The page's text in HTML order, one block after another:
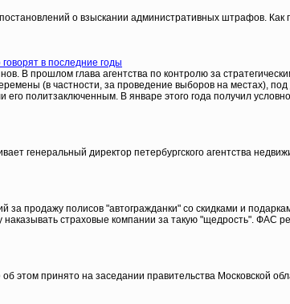
о взыскании административных штрафов. Как
в последние годы
В прошлом глава агентства по контролю за
(в частности, за проведение выборов на местах),
политзаключенным. В январе этого года получил
генеральный директор петербургского агентства
продажу полисов "автогражданки" со скидками и
наказывать страховые компании за такую "щедрость".
этом принято на заседании правительства Московской